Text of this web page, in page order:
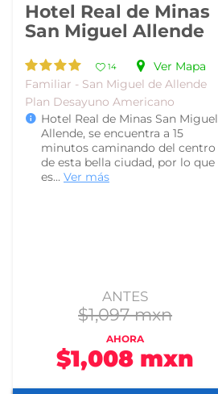
Hotel Real de Minas
San Miguel Allende
14
Ver Mapa
Familiar - San Miguel de Allende
Plan Desayuno Americano
Hotel Real de Minas San Miguel
Allende, se encuentra a 15
minutos caminando del centro
de esta bella ciudad, por lo que
es... Ver más
ANTES
$1,097 mxn
AHORA
$1,008 mxn